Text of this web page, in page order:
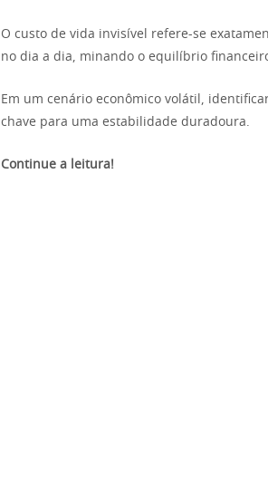
O custo de vida invisível refere-se
no dia a dia, minando o equilíbrio
Em um cenário econômico volátil,
chave para uma estabilidade duradoura.
Continue a leitura!